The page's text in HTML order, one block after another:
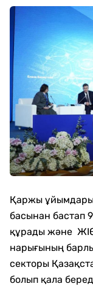
Қаржы
басынан бастап
құрады және
нарығының
секторы
болып қала